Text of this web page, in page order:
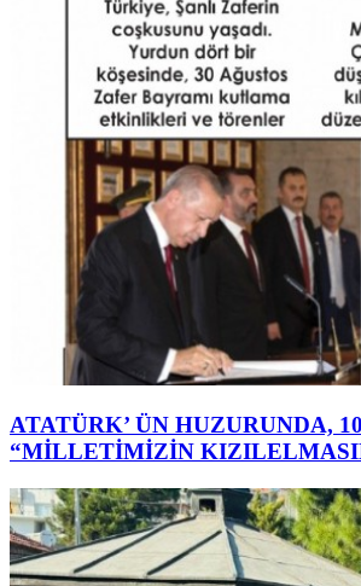
ATATÜRK’ ÜN HUZURUNDA,
“MİLLETİMİZİN